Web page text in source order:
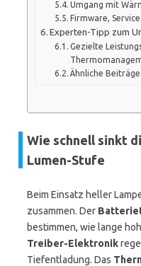
Umgang mit
Firmware,
Experten-Tipp zum
Gezielte
Ähnliche Beiträge:
Wie schnell sinkt
Lumen-Stufe
Beim Einsatz heller
zusammen. Der
bestimmen, wie lange
Treiber-Elektronik
Tiefentladung. Das